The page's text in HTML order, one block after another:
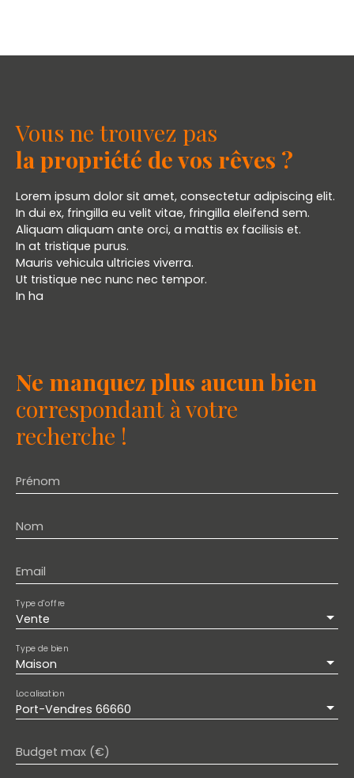
Vous ne trouvez pas
la propriété de vos rêves ?
Lorem ipsum dolor sit amet, consectetur adipiscing elit.
In dui ex, fringilla eu velit vitae, fringilla eleifend sem.
Aliquam aliquam ante orci, a mattis ex facilisis et.
In at tristique purus.
Mauris vehicula ultricies viverra.
Ut tristique nec nunc nec tempor.
In ha
Ne manquez plus aucun bien
correspondant à votre
recherche !
Prénom
Nom
Email
Vente
Type d'offre
Maison
Type de bien
Port-Vendres 66660
Localisation
Budget max (€)